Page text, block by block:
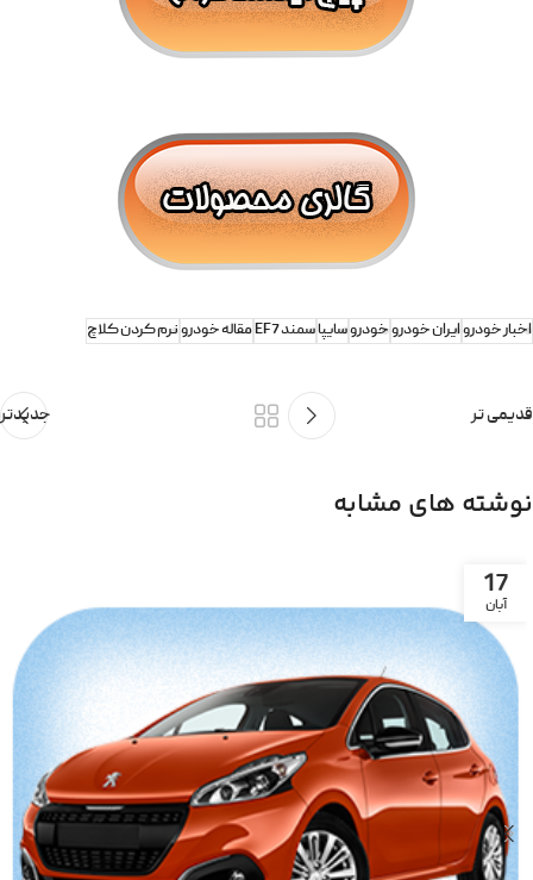
اخبار خودروایران خودروخودروسایپاسمند EF7 مقاله خودرونرم کردن کلاچ
جدیدتر قدیمی تر
نوشته های مشابه
17
آبان